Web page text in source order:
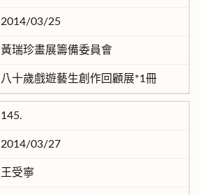
2014/03/25
黃瑞珍畫展籌備委員會
八十歲戲遊藝生創作回顧展*1冊
145.
2014/03/27
王受寧